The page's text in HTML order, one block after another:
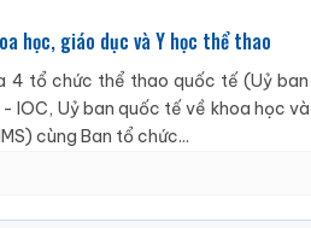
học, giáo dục và Y học thể thao
4 tổ chức thể thao quốc tế (Uỷ
IOC, Uỷ ban quốc tế về khoa học
cùng Ban tổ chức...